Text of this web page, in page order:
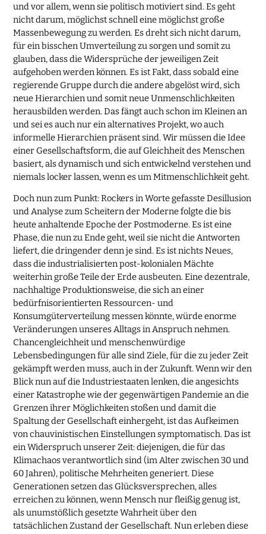
und vor allem, wenn sie politisch motiviert sind. Es geht
nicht darum, möglichst schnell eine möglichst große
Massenbewegung zu werden. Es dreht sich nicht darum,
für ein bisschen Umverteilung zu sorgen und somit zu
glauben, dass die Widersprüche der jeweiligen Zeit
aufgehoben werden können. Es ist Fakt, dass sobald eine
regierende Gruppe durch die andere abgelöst wird, sich
neue Hierarchien und somit neue Unmenschlichkeiten
herausbilden werden. Das fängt auch schon im Kleinen an
und sei es auch nur ein alternatives Projekt, wo auch
informelle Hierarchien präsent sind. Wir müssen die Idee
einer Gesellschaftsform, die auf Gleichheit des Menschen
basiert, als dynamisch und sich entwickelnd verstehen und
niemals locker lassen, wenn es um Mitmenschlichkeit geht.
Doch nun zum Punkt: Rockers in Worte gefasste Desillusion
und Analyse zum Scheitern der Moderne folgte die bis
heute anhaltende Epoche der Postmoderne. Es ist eine
Phase, die nun zu Ende geht, weil sie nicht die Antworten
liefert, die dringender denn je sind. Es ist nichts Neues,
dass die industrialisierten post-kolonialen Mächte
weiterhin große Teile der Erde ausbeuten. Eine dezentrale,
nachhaltige Produktionsweise, die sich an einer
bedürfnisorientierten Ressourcen- und
Konsumgüterverteilung messen könnte, würde enorme
Veränderungen unseres Alltags in Anspruch nehmen.
Chancengleichheit und menschenwürdige
Lebensbedingungen für alle sind Ziele, für die zu jeder Zeit
gekämpft werden muss, auch in der Zukunft. Wenn wir den
Blick nun auf die Industriestaaten lenken, die angesichts
einer Katastrophe wie der gegenwärtigen Pandemie an die
Grenzen ihrer Möglichkeiten stoßen und damit die
Spaltung der Gesellschaft einhergeht, ist das Aufkeimen
von chauvinistischen Einstellungen symptomatisch. Das ist
ein Widerspruch unserer Zeit: diejenigen, die für das
Klimachaos verantwortlich sind (im Alter zwischen 30 und
60 Jahren), politische Mehrheiten generiert. Diese
Generationen setzen das Glücksversprechen, alles
erreichen zu können, wenn Mensch nur fleißig genug ist,
als unumstößlich gesetzte Wahrheit über den
tatsächlichen Zustand der Gesellschaft. Nun erleben diese